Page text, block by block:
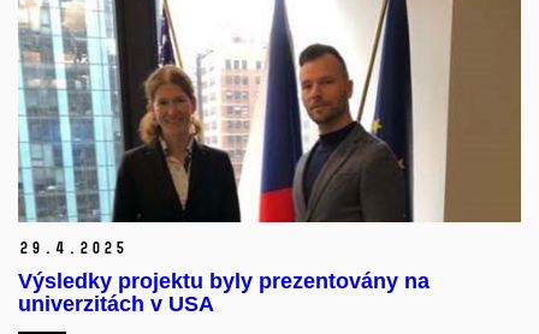
29. 4. 2025
Výsledky projektu byly prezentovány na
univerzitách v USA